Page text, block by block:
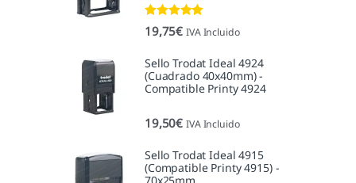
Valorado con
5.00de 5
19,75€ IVA Incluido
Sello Trodat Ideal 4924
(Cuadrado 40x40mm) -
Compatible Printy 4924
19,50€ IVA Incluido
Sello Trodat Ideal 4915
(Compatible Printy 4915) -